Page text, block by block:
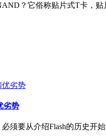
？它俗称贴片式T卡，
劣势
须要从介绍Flash的历史开